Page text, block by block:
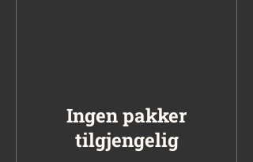
Ingen pakker
tilgjengelig